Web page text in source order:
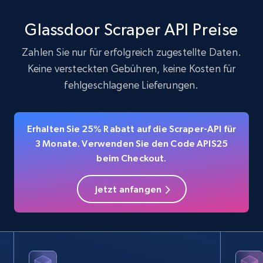
Title, Seller name, Brand, Description, Initial
price, Currency, Availability, Reviews count, and
Gratis testen
LinkedIn company information
ID, Name, Country code, Locations, Followers,
Glassdoor Scraper API Preise
Zahlen Sie nur für erfolgreich zugestellte Daten.
Keine versteckten Gebühren, keine Kosten für
fehlgeschlagene Lieferungen.
Erhalten Sie 25% Rabatt auf die Scraper-API für
3 Monate. Verwenden Sie den Code APIS25
beim Checkout.
Jetzt anfangen